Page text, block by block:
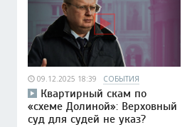
09.12.2025 18:39 СОБЫТИЯ
Квартирный скам по
«схеме Долиной»: Верховный
суд для судей не указ?